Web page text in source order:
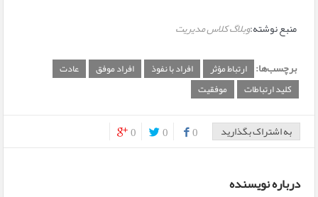
منبع نوشته:وبلاگ کلاس مدیریت
برچسب‌ها: ارتباط مؤثر افراد با نفوذ افراد موفق
عادت
کلید ارتباطات
موفقیت
به اشتراک بگذارید 0
0
0
درباره نویسنده